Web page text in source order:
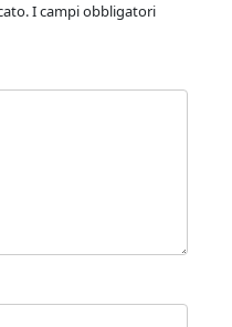
I campi obbligatori